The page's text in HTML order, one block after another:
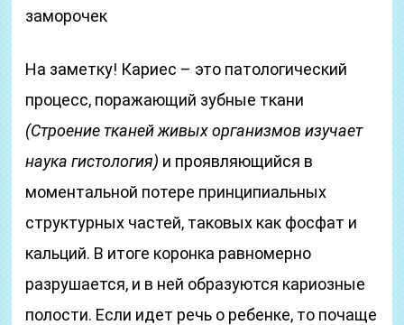
заморочек
На заметку! Кариес – это патологический
процесс, поражающий зубные ткани
(Строение тканей живых организмов изучает
наука гистология) и проявляющийся в
моментальной потере принципиальных
структурных частей, таковых как фосфат и
кальций. В итоге коронка равномерно
разрушается, и в ней образуются кариозные
полости. Если идет речь о ребенке, то почаще